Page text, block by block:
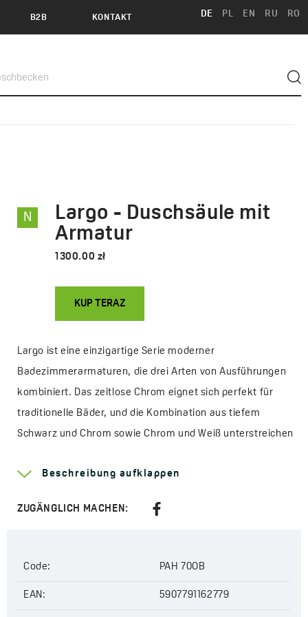
B2B KONTAKT DE PL EN RU RO
N
Largo - Duschsäule mit
Armatur
1300.00 zł
KUP TERAZ
Largo ist eine einzigartige Serie moderner
Badezimmerarmaturen, die drei Arten von Ausführungen
kombiniert. Das zeitlose Chrom eignet sich perfekt für
traditionelle Bäder, und die Kombination aus tiefem
Schwarz und Chrom sowie Chrom und Weiß unterstreichen
das in einem aktuellen Trend eingerichtet ist. Largo ist eine
dynamisches Design auszeichnet. Klassische Korpusse mit
Waschbecken-, Bidet-, wandmontierten Badewannen-,
Beschreibung aufklappen
ZUGÄNGLICH MACHEN:
Code: PAH 70OB
EAN: 5907791162779